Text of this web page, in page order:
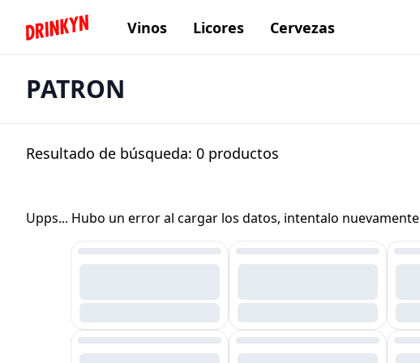
Inicio DrinkynVinos Licores Cervezas
PATRON
Resultado de búsqueda: 0 productos
Upps... Hubo un error al cargar los datos, intentalo nuevamente